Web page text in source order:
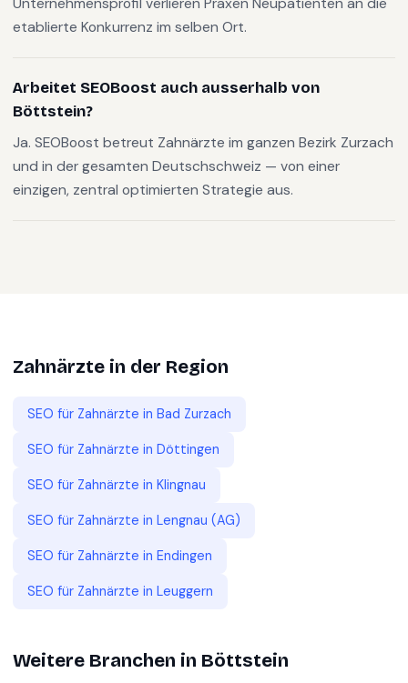
etablierte Konkurrenz im selben Ort.
Arbeitet SEOBoost auch ausserhalb von
Böttstein?
Ja. SEOBoost betreut Zahnärzte im ganzen Bezirk Zurzach
und in der gesamten Deutschschweiz — von einer
einzigen, zentral optimierten Strategie aus.
Zahnärzte in der Region
SEO für Zahnärzte in Bad Zurzach
SEO für Zahnärzte in Döttingen
SEO für Zahnärzte in Klingnau
SEO für Zahnärzte in Lengnau (AG)
SEO für Zahnärzte in Endingen
SEO für Zahnärzte in Leuggern
Weitere Branchen in Böttstein